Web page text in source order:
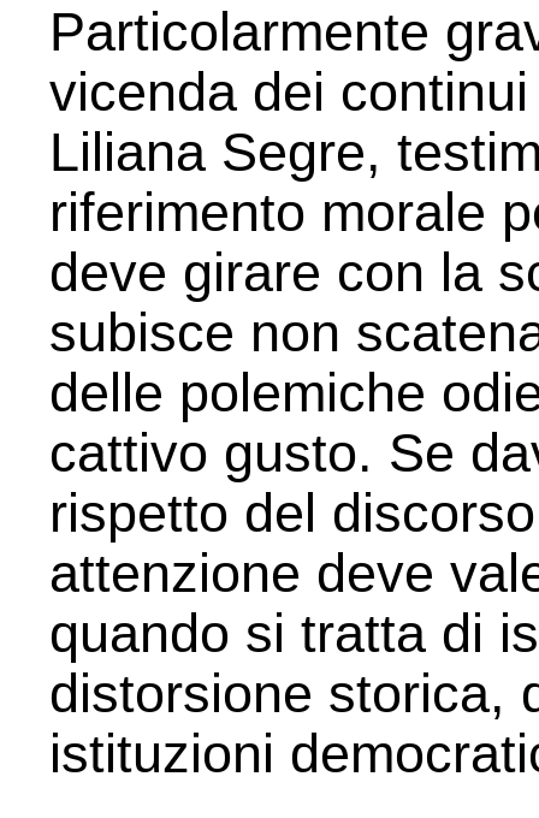
Particolarmente
vicenda dei
Liliana Segre,
riferimento morale
deve girare con la
subisce non
delle polemiche
cattivo gusto. Se
rispetto del
attenzione deve
quando si tratta di
distorsione storica,
istituzioni